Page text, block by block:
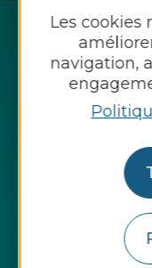
Les cookies
navigation,